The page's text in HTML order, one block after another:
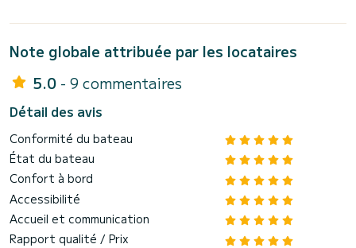
Note globale attribuée par les locataires
5.0 - 9 commentaires
Détail des avis
Conformité du bateau
État du bateau
Confort à bord
Accessibilité
Accueil et communication
Rapport qualité / Prix